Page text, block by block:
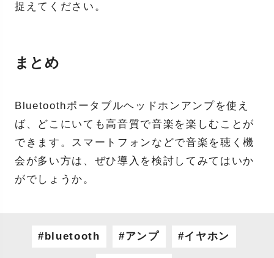
捉えてください。
まとめ
Bluetoothポータブルヘッドホンアンプを使え
ば、どこにいても高音質で音楽を楽しむことが
できます。スマートフォンなどで音楽を聴く機
会が多い方は、ぜひ導入を検討してみてはいか
がでしょうか。
bluetooth アンプ イヤホン